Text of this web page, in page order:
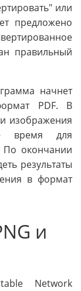
или
предложено
правильный
начнет
PDF. В
изображения
время для
По окончании
результаты
в формат
и
Network